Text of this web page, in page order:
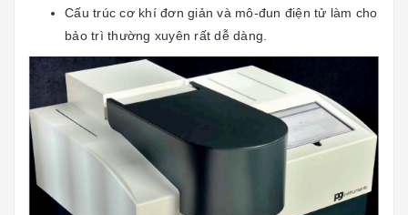
Cấu trúc cơ khí đơn giản và mô-đun điện tử làm cho
bảo trì thường xuyên rất dễ dàng.